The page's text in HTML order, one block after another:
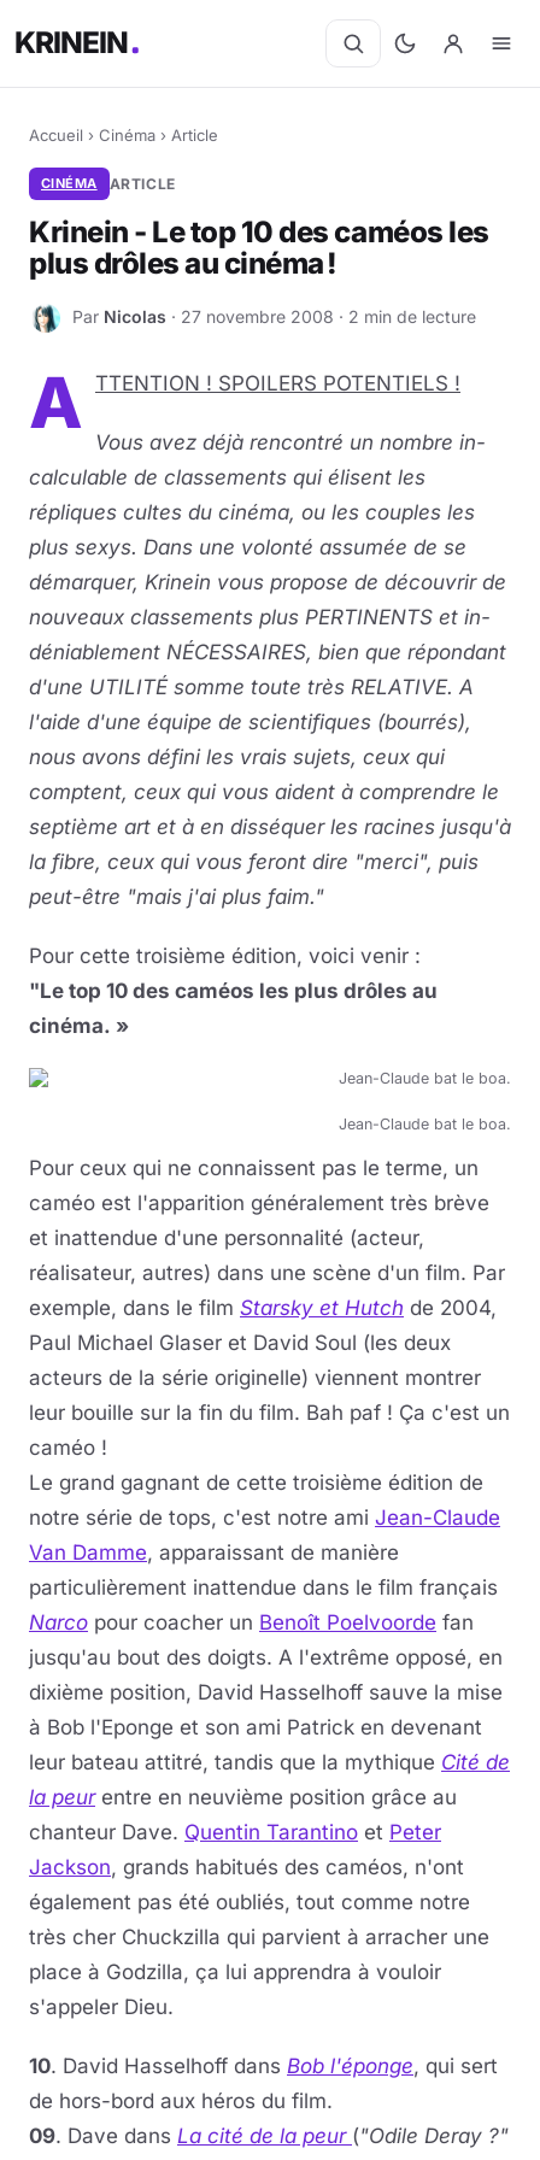
KRINEIN
Accueil › Cinéma › Article
CINÉMA ARTICLE
Krinein - Le top 10 des caméos les
plus drôles au cinéma !
N Par Nicolas · 27 novembre 2008 · 2 min de lecture
A T­TEN­TION ! SPOI­LERS PO­TEN­TIELS !
Vous avez déjà rencontré un nombre in­
cal­cu­lable de classements qui élisent les
répliques cultes du cinéma, ou les couples les
plus sexys. Dans une volonté assumée de se
démarquer, Kri­nein vous propose de découvrir de
nouveaux classements plus PER­TI­NENTS et in­
dé­nia­ble­ment NÉ­CES­SAIRES, bien que répondant
d'une UTI­LI­TÉ somme toute très RE­LA­TIVE. A
l'aide d'une équipe de scientifiques (bourrés),
nous avons défini les vrais sujets, ceux qui
comptent, ceux qui vous aident à comprendre le
septième art et à en disséquer les racines jusqu'à
la fibre, ceux qui vous feront dire "merci", puis
peut-être "mais j'ai plus faim."
Pour cette troisième édition, voici venir :
"Le top 10 des caméos les plus drôles au
cinéma. »
Jean-Claude bat le boa.
Pour ceux qui ne connaissent pas le terme, un
caméo est l'apparition généralement très brève
et inattendue d'une personnalité (acteur,
réalisateur, autres) dans une scène d'un film. Par
exemple, dans le film Starsky et Hutch de 2004,
Paul Michael Glaser et David Soul (les deux
acteurs de la série originelle) viennent montrer
leur bouille sur la fin du film. Bah paf ! Ça c'est un
caméo !
Le grand gagnant de cette troisième édition de
notre série de tops, c'est notre ami Jean-Claude
Van Damme, apparaissant de manière
particulièrement inattendue dans le film français
Narco pour coacher un Benoît Poelvoorde fan
jusqu'au bout des doigts. A l'extrême opposé, en
dixième position, David Hasselhoff sauve la mise
à Bob l'Eponge et son ami Patrick en devenant
leur bateau attitré, tandis que la mythique Cité de
la peurentre en neuvième position grâce au
chanteur Dave. Quentin Tarantino et Peter
Jackson, grands habitués des caméos, n'ont
également pas été oubliés, tout comme notre
très cher Chuckzilla qui parvient à arracher une
place à Godzilla, ça lui apprendra à vouloir
s'appeler Dieu.
10. David Hasselhoff dans Bob l'éponge, qui sert
de hors-bord aux héros du film.
09. Dave dans La cité de la peur ("Odile Deray ?"